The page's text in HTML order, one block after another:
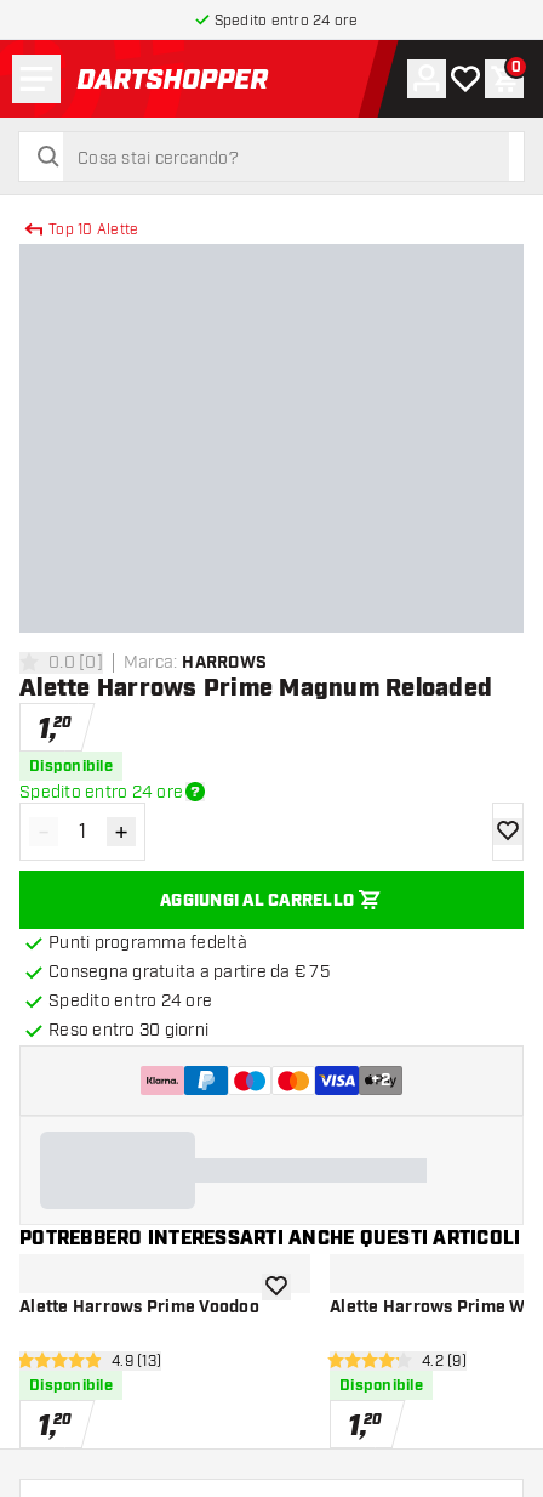
Spedito entro 24 ore
torna alla home page
cerca
cerca
Account
La mia0
Top 10 Alette
0 stelle di valutazione
0.0 [0] Marca: HARROWS
Alette Harrows Prime Magnum Reloaded
1,20
Disponibile
Spedito entro 24 ore
Diminuisci quantità
- Aumenta quantità
+
AGGIUNGI AL CARRELLO
Punti programma fedeltà
Consegna gratuita a partire da € 75
Spedito entro 24 ore
Reso entro 30 giorni
+2
POTREBBERO INTERESSARTI ANCHE QUESTI ARTICOLI
Alette Harrows Prime Voodoo
apri pannello recensioni
4.9 stelle di valutazione
4.9 (13)
Disponibile
1,20
aggiungi alla lista dei desideri
Alette Harrows Prime
apri pannello
4.2 stelle di valutazione
4.2 (9)
Disponibile
1,20